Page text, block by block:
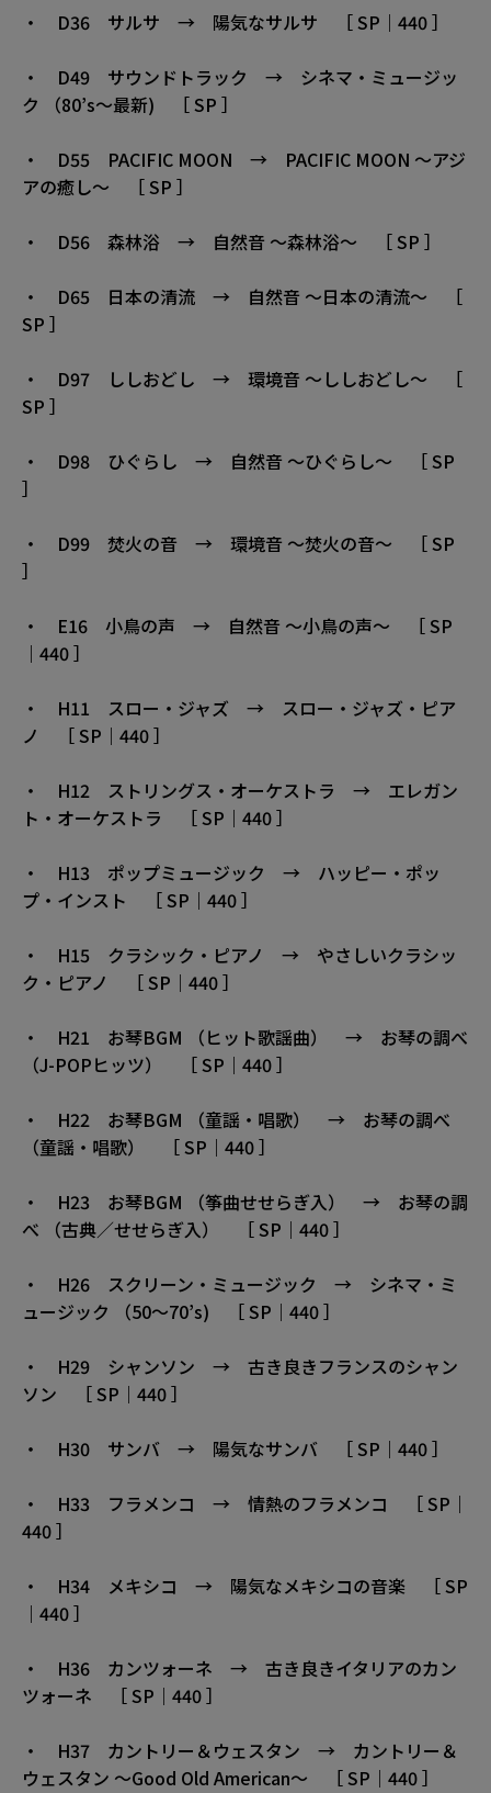
・ D36 サルサ → 陽気なサルサ ［ SP｜440 ］
・ D49 サウンドトラック → シネマ・ミュージッ
ク （80’s〜最新) ［ SP ］
・ D55 PACIFIC MOON → PACIFIC MOON 〜アジ
アの癒し〜 ［ SP ］
・ D56 森林浴 → 自然音 〜森林浴〜 ［ SP ］
・ D65 日本の清流 → 自然音 〜日本の清流〜 ［
SP ］
・ D97 ししおどし → 環境音 〜ししおどし〜 ［
SP ］
・ D98 ひぐらし → 自然音 〜ひぐらし〜 ［ SP
］
・ D99 焚火の音 → 環境音 〜焚火の音〜 ［ SP
］
・ E16 小鳥の声 → 自然音 〜小鳥の声〜 ［ SP
｜440 ］
・ H11 スロー・ジャズ → スロー・ジャズ・ピア
ノ ［ SP｜440 ］
・ H12 ストリングス・オーケストラ → エレガン
ト・オーケストラ ［ SP｜440 ］
・ H13 ポップミュージック → ハッピー・ポッ
プ・インスト ［ SP｜440 ］
・ H15 クラシック・ピアノ → やさしいクラシッ
ク・ピアノ ［ SP｜440 ］
・ H21 お琴BGM （ヒット歌謡曲） → お琴の調べ
（J-POPヒッツ） ［ SP｜440 ］
・ H22 お琴BGM （童謡・唱歌） → お琴の調べ
（童謡・唱歌） ［ SP｜440 ］
・ H23 お琴BGM （筝曲せせらぎ入） → お琴の調
べ （古典／せせらぎ入） ［ SP｜440 ］
・ H26 スクリーン・ミュージック → シネマ・ミ
ュージック （50〜70’s) ［ SP｜440 ］
・ H29 シャンソン → 古き良きフランスのシャン
ソン ［ SP｜440 ］
・ H30 サンバ → 陽気なサンバ ［ SP｜440 ］
・ H33 フラメンコ → 情熱のフラメンコ ［ SP｜
440 ］
・ H34 メキシコ → 陽気なメキシコの音楽 ［ SP
｜440 ］
・ H36 カンツォーネ → 古き良きイタリアのカン
ツォーネ ［ SP｜440 ］
・ H37 カントリー＆ウェスタン → カントリー＆
ウェスタン 〜Good Old American〜 ［ SP｜440 ］